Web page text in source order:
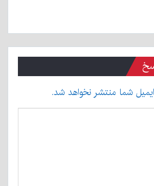
شما منتشر نخواهد شد.